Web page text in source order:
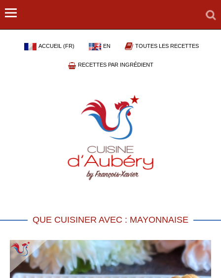
ACCUEIL (FR) EN TOUTES LES RECETTES
RECETTES PAR INGRÉDIENT
QUE CUISINER AVEC : MAYONNAISE